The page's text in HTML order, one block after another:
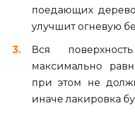
поедающих
улучшит огневую
Вся
максимально
при этом не
иначе лакировка